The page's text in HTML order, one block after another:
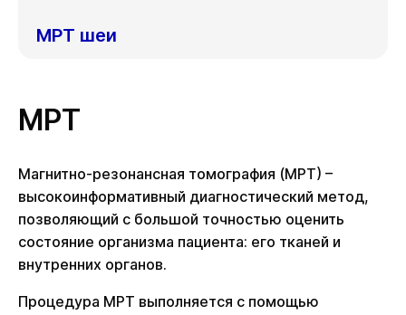
МРТ шеи
МРТ
Магнитно-резонансная томография (МРТ) –
высокоинформативный диагностический метод,
позволяющий с большой точностью оценить
состояние организма пациента: его тканей и
внутренних органов.
Процедура МРТ выполняется с помощью